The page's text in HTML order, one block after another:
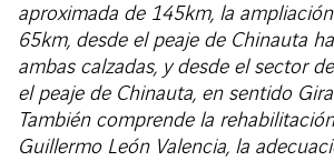
aproximada de 145km, la
65km, desde el peaje de Chinauta
ambas calzadas, y desde el sector
el peaje de Chinauta, en sentido
También comprende la
Guillermo León Valencia, la